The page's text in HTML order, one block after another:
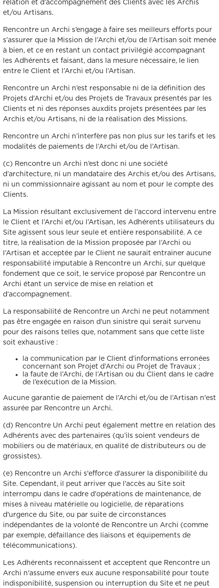
relation et d’accompagnement des Clients avec les Archis
et/ou Artisans.
Rencontre un Archi s’engage à faire ses meilleurs efforts pour
s’assurer que la Mission de l’Archi et/ou de l’Artisan soit menée
à bien, et ce en restant un contact privilégié accompagnant
les Adhérents et faisant, dans la mesure nécessaire, le lien
entre le Client et l’Archi et/ou l’Artisan.
Rencontre un Archi n’est responsable ni de la définition des
Projets d’Archi et/ou des Projets de Travaux présentés par les
Clients et ni des réponses auxdits projets présentées par les
Archis et/ou Artisans, ni de la réalisation des Missions.
Rencontre un Archi n’interfère pas non plus sur les tarifs et les
modalités de paiements de l’Archi et/ou de l’Artisan.
(c) Rencontre un Archi n’est donc ni une société
d’architecture, ni un mandataire des Archis et/ou des Artisans,
ni un commissionnaire agissant au nom et pour le compte des
Clients.
La Mission résultant exclusivement de l'accord intervenu entre
le Client et l’Archi et/ou l’Artisan, les Adhérents utilisateurs du
Site agissent sous leur seule et entière responsabilité. A ce
titre, la réalisation de la Mission proposée par l’Archi ou
l’Artisan et acceptée par le Client ne saurait entrainer aucune
responsabilité imputable à Rencontre un Archi, sur quelque
fondement que ce soit, le service proposé par Rencontre un
Archi étant un service de mise en relation et
d’accompagnement.
La responsabilité de Rencontre un Archi ne peut notamment
pas être engagée en raison d'un sinistre qui serait survenu
pour des raisons telles que, notamment sans que cette liste
soit exhaustive :
la communication par le Client d’informations erronées
concernant son Projet d’Archi ou Projet de Travaux ;
la faute de l’Archi, de l’Artisan ou du Client dans le cadre
de l’exécution de la Mission.
Aucune garantie de paiement de l’Archi et/ou de l’Artisan n'est
assurée par Rencontre un Archi.
(d) Rencontre Un Archi peut également mettre en relation des
Adhérents avec des partenaires (qu’ils soient vendeurs de
mobiliers ou de matériaux, en qualité de distributeurs ou de
grossistes).
(e) Rencontre un Archi s'efforce d'assurer la disponibilité du
Site. Cependant, il peut arriver que l'accès au Site soit
interrompu dans le cadre d'opérations de maintenance, de
mises à niveau matérielle ou logicielle, de réparations
d'urgence du Site, ou par suite de circonstances
indépendantes de la volonté de Rencontre un Archi (comme
par exemple, défaillance des liaisons et équipements de
télécommunications).
Les Adhérents reconnaissent et acceptent que Rencontre un
Archi n'assume envers eux aucune responsabilité pour toute
indisponibilité, suspension ou interruption du Site et ne peut